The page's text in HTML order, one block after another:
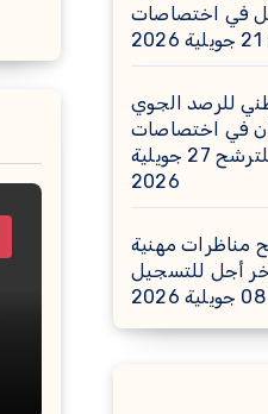
200 عامل في اختصاصات
للرصد الجوي
في اختصاصات
مختلفة : أخر اجل للترشح 27 جويلية
2026
مناظرات مهنية
عامل آخر أجل للتسجيل